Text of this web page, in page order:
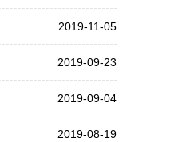
2019-11-05
2019-09-23
2019-09-04
2019-08-19